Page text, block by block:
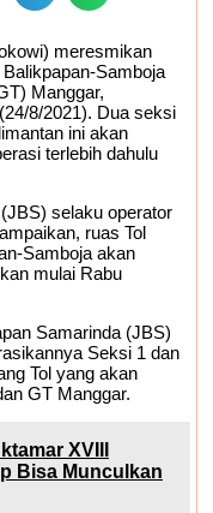
meresmikan
Samboja
Manggar,
8/2021). Dua seksi
ini akan
terlebih dahulu
selaku operator
ruas Tol
Samboja akan
mulai Rabu
Samarinda (JBS)
Seksi 1 dan
Tol yang akan
GT Manggar.
XVIII
Bisa Munculkan